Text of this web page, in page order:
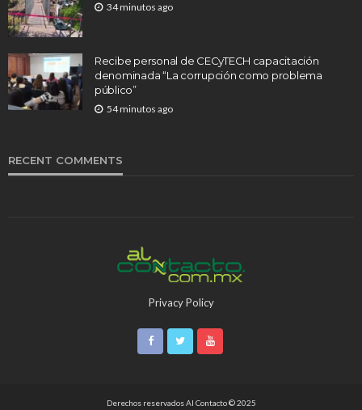
34 minutos ago
Recibe personal de CECyTECH capacitación
denominada “La corrupción como problema
público”
54 minutos ago
RECENT COMMENTS
Privacy Policy
Derechos reservados Al Contacto © 2025